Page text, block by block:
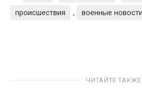
происшествия
, военные новости
ЧИТАЙТЕ ТАКЖЕ